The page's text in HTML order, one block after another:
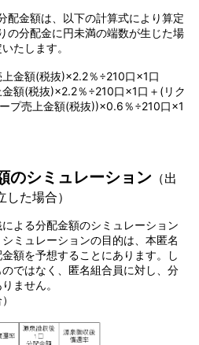
配金額は、以下の計算式により算定
の分配金に円未満の端数が生じた場
たします。
上金額(税抜)×2.2％÷210口×1口
金額(税抜)×2.2％÷210口×1口＋(リク
プ売上金額(税抜))×0.6％÷210口×1
のシミュレーション （出
た場合）
よる分配金額のシミュレーション
ミュレーションの目的は、本匿名
額を予想することにあります。し
ではなく、匿名組合員に対し、分
ません。